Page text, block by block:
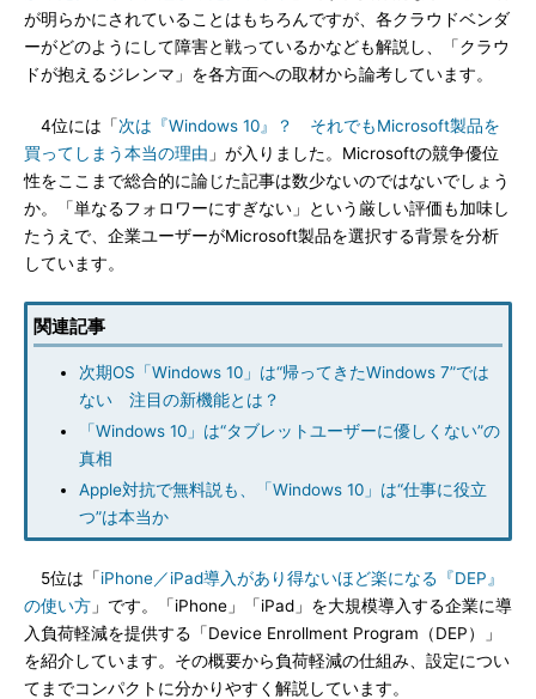
が明らかにされていることはもちろんですが、各クラウドベンダ
ーがどのようにして障害と戦っているかなども解説し、「クラウ
ドが抱えるジレンマ」を各方面への取材から論考しています。
4位には「次は『Windows 10』？ それでもMicrosoft製品を
買ってしまう本当の理由 」が入りました。Microsoftの競争優位
性をここまで総合的に論じた記事は数少ないのではないでしょう
か。「単なるフォロワーにすぎない」という厳しい評価も加味し
たうえで、企業ユーザーがMicrosoft製品を選択する背景を分析
しています。
関連記事
次期OS「Windows 10」は“帰ってきたWindows 7”では
ない 注目の新機能とは？
「Windows 10」は“タブレットユーザーに優しくない”の
真相
Apple対抗で無料説も、「Windows 10」は“仕事に役立
つ”は本当か
5位は「iPhone／iPad導入があり得ないほど楽になる『DEP』
の使い方 」です。「iPhone」「iPad」を大規模導入する企業に導
入負荷軽減を提供する「Device Enrollment Program（DEP）」
を紹介しています。その概要から負荷軽減の仕組み、設定につい
てまでコンパクトに分かりやすく解説しています。